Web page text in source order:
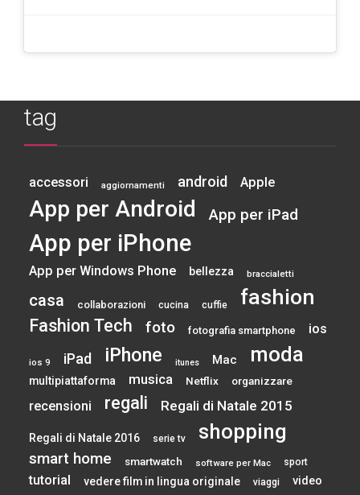
tag
accessori aggiornamenti android Apple
App per Android App per iPad
App per iPhone
App per Windows Phone bellezza braccialetti
casa collaborazioni cucina cuffie fashion
Fashion Tech foto fotografia smartphone ios
ios 9 iPad iPhone itunes Mac moda
multipiattaforma musica Netflix organizzare
recensioni regali Regali di Natale 2015
Regali di Natale 2016 serie tv shopping
smart home smartwatch software per Mac sport
tutorial vedere film in lingua originale viaggi video